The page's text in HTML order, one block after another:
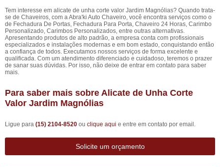
Tem interesse em alicate de unha corte valor Jardim Magnólias? Quando trata-
se de Chaveiros, com a Abra'ki Auto Chaveiro, você encontra serviços como o
de Fechadura De Portas, Fechadura Para Porta, Chaveiro 24 Horas, Carimbo
Personalizado, Carimbos Personalizados, entre outras alternativas.
Apresentando produtos de alto padrão, a empresa conta com profissionais
especializados e instalações modernas e em bom estado, conquistando então
a confiança de todos. Executamos nossos serviços de forma excelente e
qualificada. Com um atendimento diferenciado e cuidadoso, teremos o prazer
de sanar suas dúvidas. Por isso, não deixe de entrar em contato para saber
mais.
Para saber mais sobre Alicate de Unha Corte
Valor Jardim Magnólias
Ligue para (15) 2104-8520 ou clique aqui e entre em contato por email.
Solicite um orçamento